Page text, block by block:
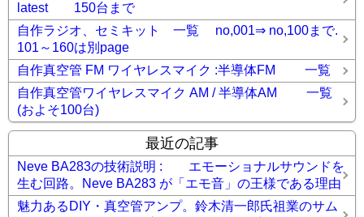
latest 150台まで
自作ラジオ、セミキット 一覧 no,001⇒ no,100まで.
101～160は別page
自作真空管 FM ワイヤレスマイク :半導体FM 一覧
自作真空管ワイヤレスマイク AM / 半導体AM 一覧
(およそ100台)
最近の記事
Neve BA283の技術説明 : エモーショナルサウンドを
生む回路。Neve BA283 が「エモ音」の王様である理由
魅力あるDIY・真空管アンプ。鈴木清一郎氏祖業のサム